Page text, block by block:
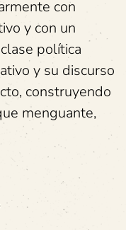
con
y con un
política
y su discurso
construyendo
menguante,